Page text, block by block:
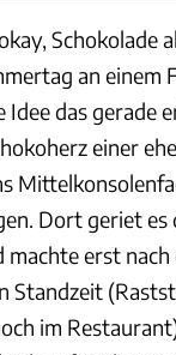
Schokolade
an einem
Idee das gerade
einer
Dort geriet es
machte erst nach
Standzeit
im